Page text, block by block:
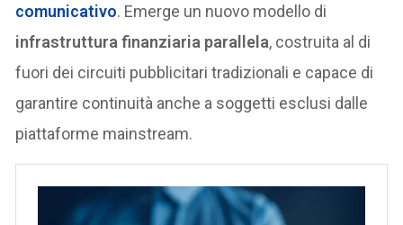
comunicativo. Emerge un nuovo modello di
infrastruttura finanziaria parallela, costruita al di
fuori dei circuiti pubblicitari tradizionali e capace di
garantire continuità anche a soggetti esclusi dalle
piattaforme mainstream.